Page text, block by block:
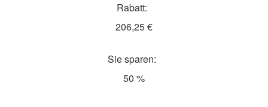
Rabatt:
206,25 €
Sie sparen:
50 %